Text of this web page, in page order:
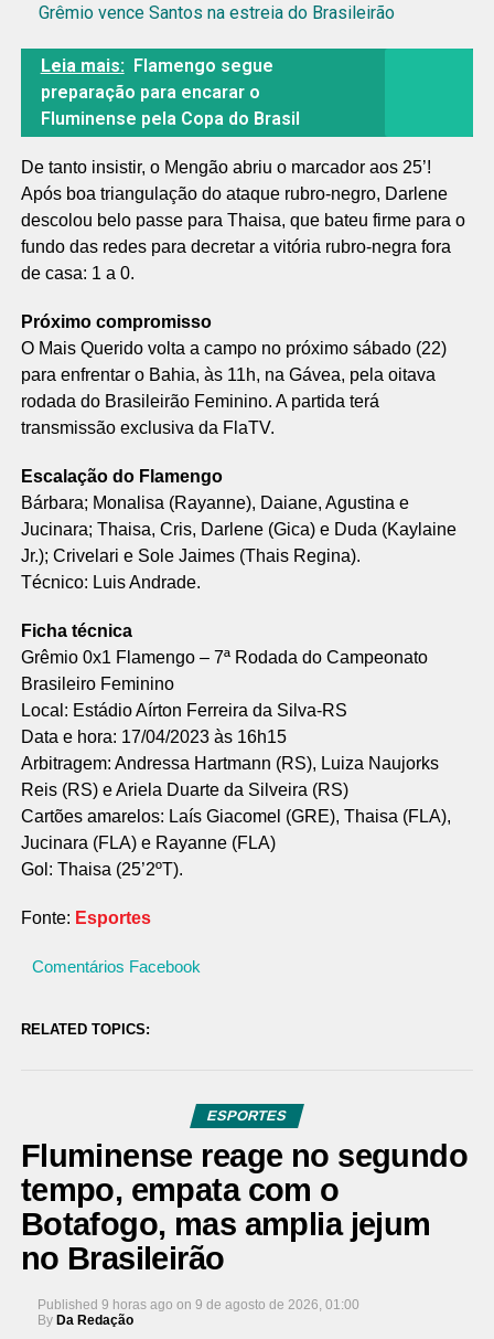
Grêmio vence Santos na estreia do Brasileirão
Leia mais: Flamengo segue
preparação para encarar o
Fluminense pela Copa do Brasil
De tanto insistir, o Mengão abriu o marcador aos 25’!
Após boa triangulação do ataque rubro-negro, Darlene
descolou belo passe para Thaisa, que bateu firme para o
fundo das redes para decretar a vitória rubro-negra fora
de casa: 1 a 0.
Próximo compromisso
O Mais Querido volta a campo no próximo sábado (22)
para enfrentar o Bahia, às 11h, na Gávea, pela oitava
rodada do Brasileirão Feminino. A partida terá
transmissão exclusiva da FlaTV.
Escalação do Flamengo
Bárbara; Monalisa (Rayanne), Daiane, Agustina e
Jucinara; Thaisa, Cris, Darlene (Gica) e Duda (Kaylaine
Jr.); Crivelari e Sole Jaimes (Thais Regina).
Técnico: Luis Andrade.
Ficha técnica
Grêmio 0x1 Flamengo – 7ª Rodada do Campeonato
Brasileiro Feminino
Local: Estádio Aírton Ferreira da Silva-RS
Data e hora: 17/04/2023 às 16h15
Arbitragem: Andressa Hartmann (RS), Luiza Naujorks
Reis (RS) e Ariela Duarte da Silveira (RS)
Cartões amarelos: Laís Giacomel (GRE), Thaisa (FLA),
Jucinara (FLA) e Rayanne (FLA)
Gol: Thaisa (25’2ºT).
Fonte: Esportes
Comentários Facebook
RELATED TOPICS:
ESPORTES
Fluminense reage no segundo
tempo, empata com o
Botafogo, mas amplia jejum
no Brasileirão
Published 9 horas ago on 9 de agosto de 2026, 01:00
By Da Redação